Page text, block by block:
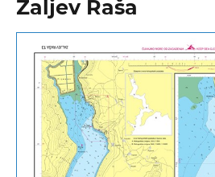
Zaljev Raša